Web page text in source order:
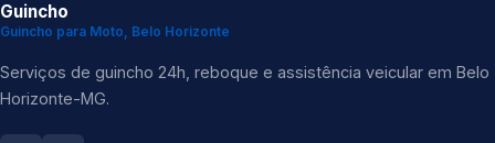
Guincho
Guincho para Moto, Belo Horizonte
Serviços de guincho 24h, reboque e assistência veicular em Belo
Horizonte-MG.